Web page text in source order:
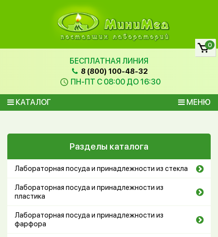
БЕСПЛАТНАЯ ЛИНИЯ
8 (800) 100-48-32
ПН-ПТ С 08:00 ДО 16:30
КАТАЛОГ МЕНЮ
0
Разделы каталога
Лабораторная посуда и принадлежности из стекла
Лабораторная посуда и принадлежности из
пластика
Лабораторная посуда и принадлежности из
фарфора